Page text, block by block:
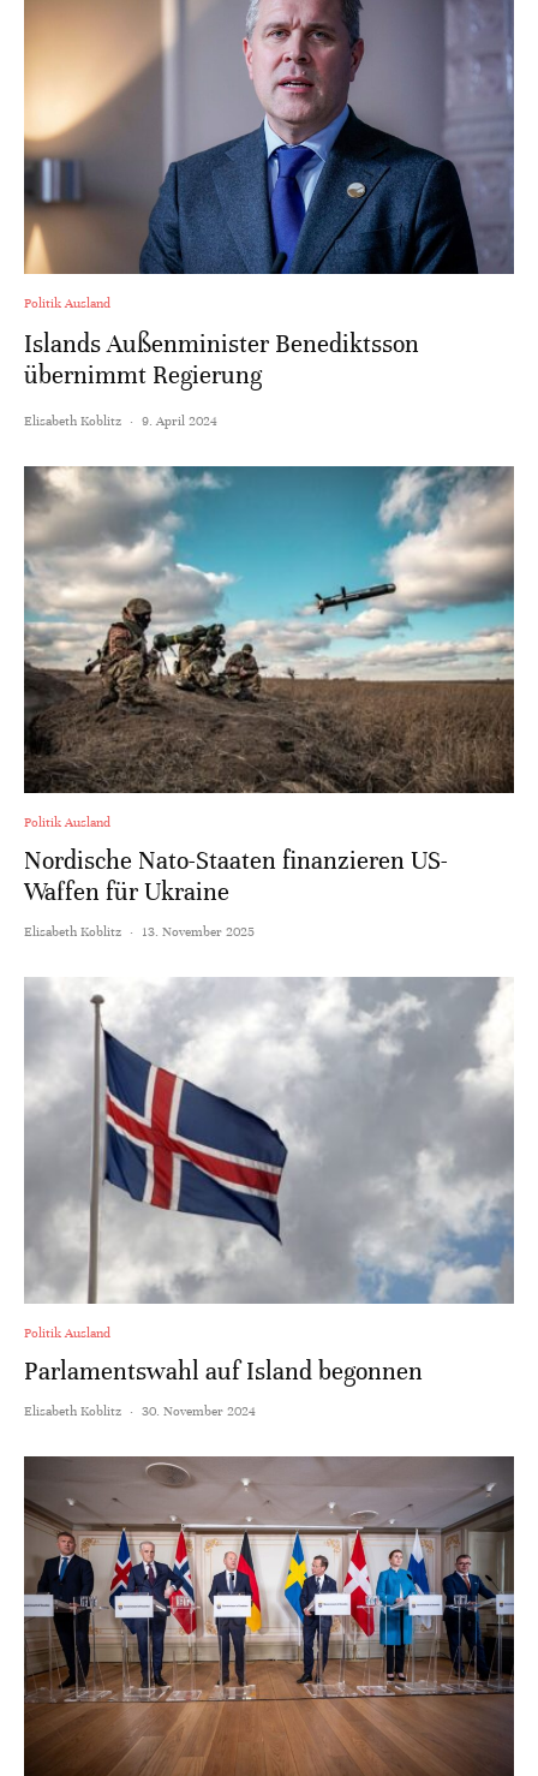
Politik Ausland
Islands Außenminister Benediktsson
übernimmt Regierung
Elisabeth Koblitz · 9. April 2024
Politik Ausland
Nordische Nato-Staaten finanzieren US-
Waffen für Ukraine
Elisabeth Koblitz · 13. November 2025
Politik Ausland
Parlamentswahl auf Island begonnen
Elisabeth Koblitz · 30. November 2024